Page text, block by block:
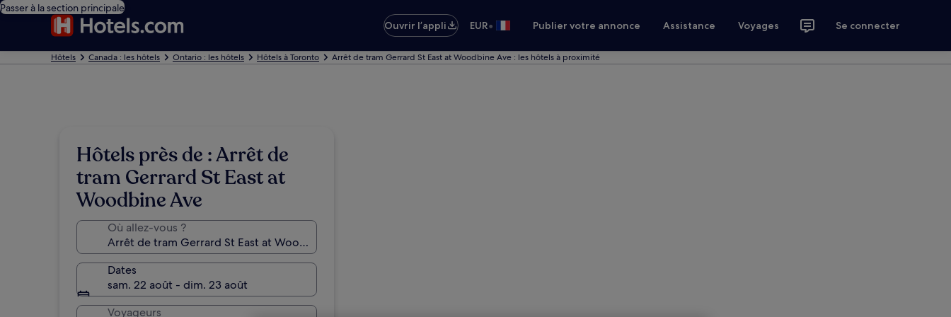
Passer à la section principale
Ouvrir l’appli
EUR• Publier votre annonce Assistance Voyages Se connecter
Hôtels Canada : les hôtels Ontario : les hôtels Hôtels à Toronto Arrêt de tram Gerrard St East at Woodbine Ave : les hôtels à proximité
Hôtels près de : Arrêt de
tram Gerrard St East at
Woodbine Ave
Où allez-vous ?
Dates
sam. 22 août - dim. 23 août
Voyageurs